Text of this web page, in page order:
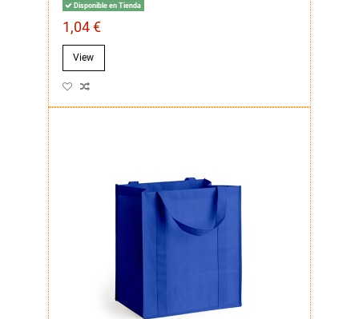
Disponible en Tienda
1,04 €
View